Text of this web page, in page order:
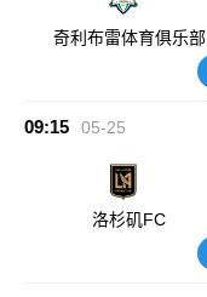
奇利布雷体育俱乐部
09:15 05-25
洛杉矶FC